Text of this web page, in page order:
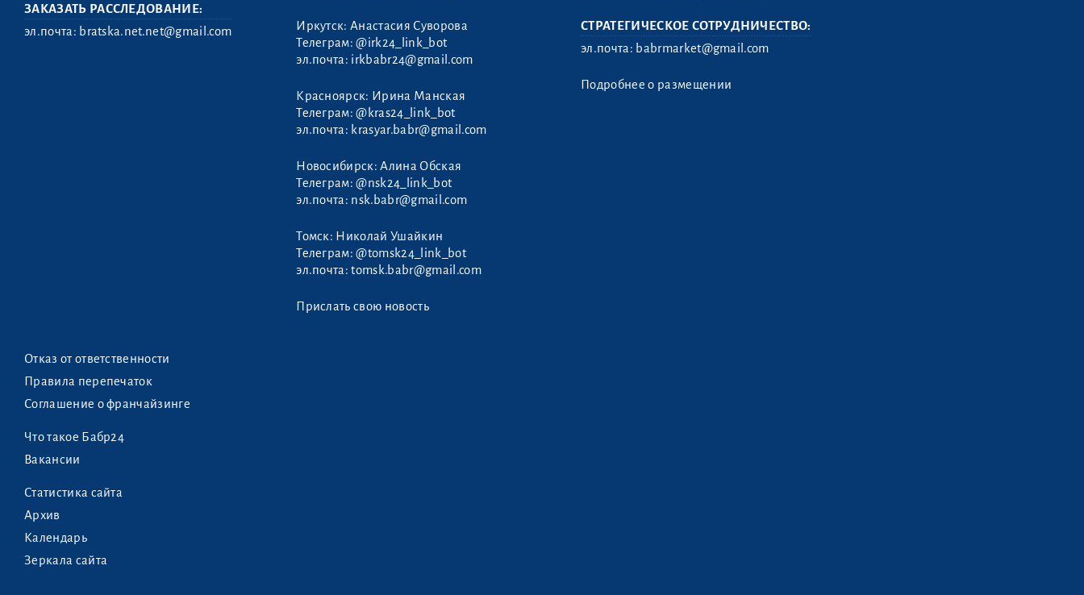
ЗАКАЗАТЬ РАССЛЕДОВАНИЕ:
эл.почта: bratska.net.net@gmail.com
Иркутск: Анастасия Суворова
Телеграм:@irk24_link_bot
эл.почта: irkbabr24@gmail.com
Красноярск: Ирина Манская
Телеграм:@kras24_link_bot
эл.почта: krasyar.babr@gmail.com
Новосибирск: Алина Обская
Телеграм:@nsk24_link_bot
эл.почта: nsk.babr@gmail.com
Томск: Николай Ушайкин
Телеграм:@tomsk24_link_bot
эл.почта:tomsk.babr@gmail.com
Прислать свою новость
СТРАТЕГИЧЕСКОЕ СОТРУДНИЧЕСТВО:
эл.почта: babrmarket@gmail.com
Подробнее о размещении
Отказ от ответственности
Правила перепечаток
Соглашение о франчайзинге
Что такое Бабр24
Вакансии
Статистика сайта
Архив
Календарь
Зеркала сайта